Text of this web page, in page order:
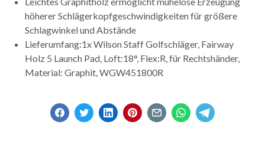
höherer Schlägerkopfgeschwindigkeiten für größere
Schlagwinkel und Abstände
Lieferumfang:1x Wilson Staff Golfschläger, Fairway
Holz 5 Launch Pad, Loft:18°, Flex:R, für Rechtshänder,
Material: Graphit, WGW451800R